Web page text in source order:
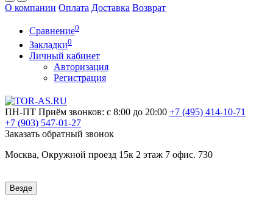
О компании Оплата Доставка Возврат
Сравнение0
Закладки0
Личный кабинет
Авторизация
Регистрация
ПН-ПТ Приём звонков: с 8:00 до 20:00 +7 (495) 414-10-71
+7 (903) 547-01-27
Заказать обратный звонок
Москва, Окружной проезд 15к 2 этаж 7 офис. 730
Везде